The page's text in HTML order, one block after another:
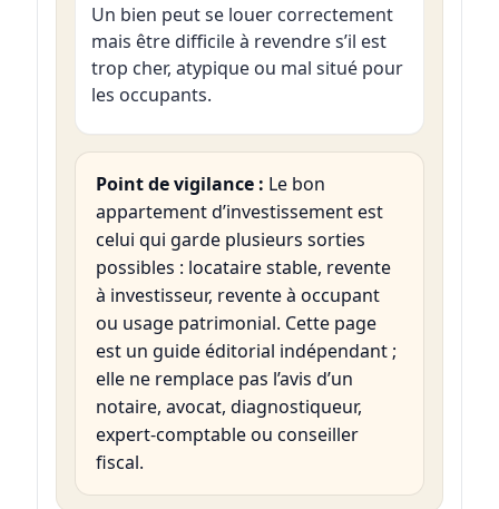
Un bien peut se louer correctement
mais être difficile à revendre s’il est
trop cher, atypique ou mal situé pour
les occupants.
Point de vigilance : Le bon
appartement d’investissement est
celui qui garde plusieurs sorties
possibles : locataire stable, revente
à investisseur, revente à occupant
ou usage patrimonial. Cette page
est un guide éditorial indépendant ;
elle ne remplace pas l’avis d’un
notaire, avocat, diagnostiqueur,
expert-comptable ou conseiller
fiscal.